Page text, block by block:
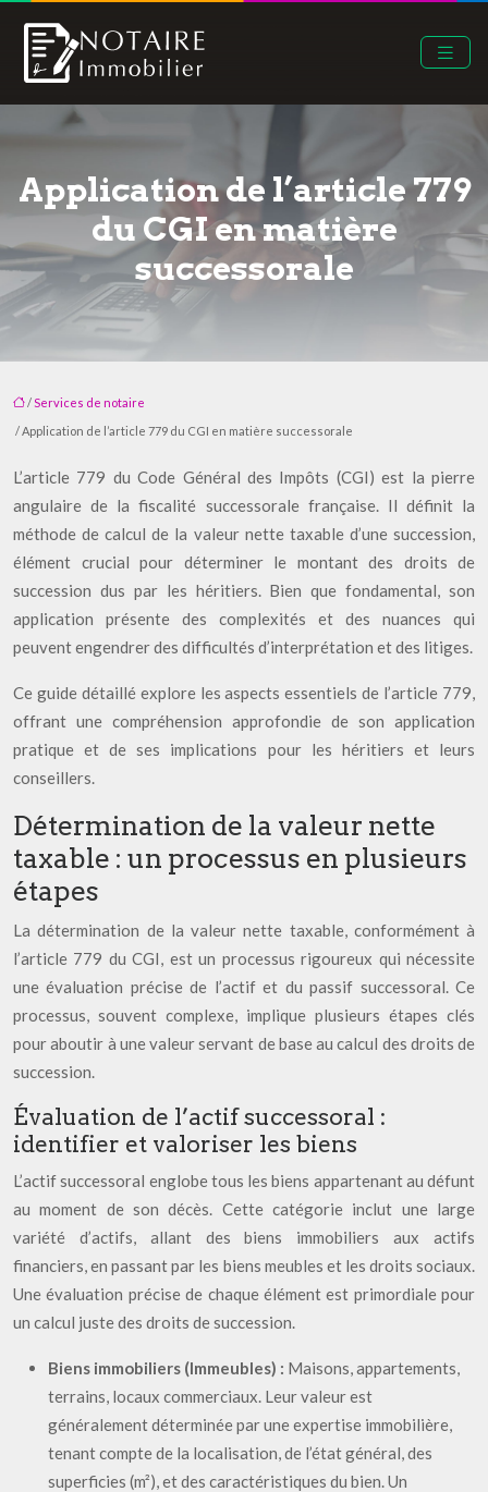
Application de l’article 779
du CGI en matière
successorale
/Services de notaire
/ Application de l’article 779 du CGI en matière successorale
L’article 779 du Code Général des Impôts (CGI) est la pierre
angulaire de la fiscalité successorale française. Il définit la
méthode de calcul de la valeur nette taxable d’une succession,
élément crucial pour déterminer le montant des droits de
succession dus par les héritiers. Bien que fondamental, son
application présente des complexités et des nuances qui
peuvent engendrer des difficultés d’interprétation et des litiges.
Ce guide détaillé explore les aspects essentiels de l’article 779,
offrant une compréhension approfondie de son application
pratique et de ses implications pour les héritiers et leurs
conseillers.
Détermination de la valeur nette
taxable : un processus en plusieurs
étapes
La détermination de la valeur nette taxable, conformément à
l’article 779 du CGI, est un processus rigoureux qui nécessite
une évaluation précise de l’actif et du passif successoral. Ce
processus, souvent complexe, implique plusieurs étapes clés
pour aboutir à une valeur servant de base au calcul des droits de
succession.
Évaluation de l’actif successoral :
identifier et valoriser les biens
L’actif successoral englobe tous les biens appartenant au défunt
au moment de son décès. Cette catégorie inclut une large
variété d’actifs, allant des biens immobiliers aux actifs
financiers, en passant par les biens meubles et les droits sociaux.
Une évaluation précise de chaque élément est primordiale pour
un calcul juste des droits de succession.
Biens immobiliers (Immeubles) : Maisons, appartements,
terrains, locaux commerciaux. Leur valeur est
généralement déterminée par une expertise immobilière,
tenant compte de la localisation, de l’état général, des
superficies (m²), et des caractéristiques du bien. Un